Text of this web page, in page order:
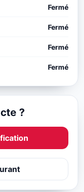
Fermé
Fermé
Fermé
Fermé
?